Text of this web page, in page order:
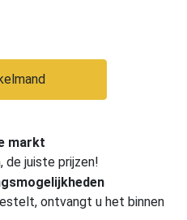
markt
de juiste prijzen!
ontvangt u het binnen